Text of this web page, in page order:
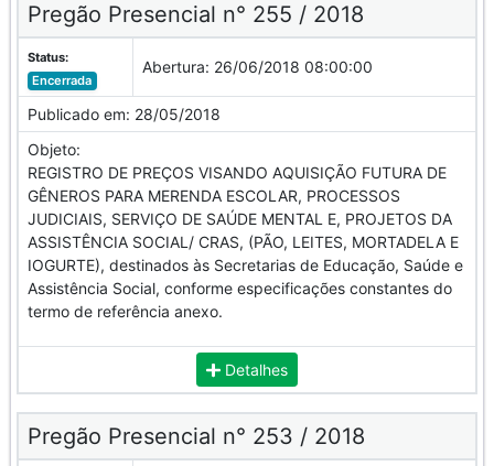
Pregão Presencial n° 255 / 2018
Status:
Encerrada
Abertura: 26/06/2018 08:00:00
Publicado em: 28/05/2018
Objeto:
REGISTRO DE PREÇOS VISANDO AQUISIÇÃO FUTURA DE
GÊNEROS PARA MERENDA ESCOLAR, PROCESSOS
JUDICIAIS, SERVIÇO DE SAÚDE MENTAL E, PROJETOS DA
ASSISTÊNCIA SOCIAL/ CRAS, (PÃO, LEITES, MORTADELA E
IOGURTE), destinados às Secretarias de Educação, Saúde e
Assistência Social, conforme especificações constantes do
termo de referência anexo.
Detalhes
Pregão Presencial n° 253 / 2018